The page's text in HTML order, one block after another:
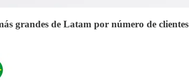
grandes de Latam por número de clientes